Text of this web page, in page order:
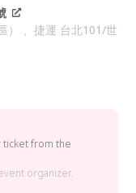
） 、捷運 台北101/世
ticket from the
organizer.